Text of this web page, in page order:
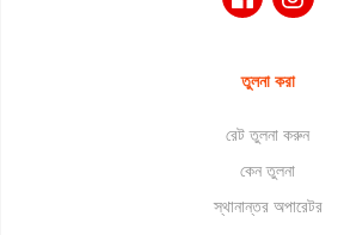
তুলনা করা
রেট তুলনা করুন
কেন তুলনা
স্থানান্তর অপারেটর